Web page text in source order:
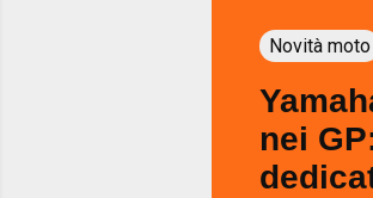
Novità moto
nei